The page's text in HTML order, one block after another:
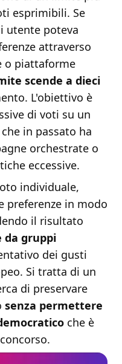
esprimibili. Se
utente poteva
attraverso
o piattaforme
scende a dieci
L'obiettivo è
di voti su un
in passato ha
orchestrate o
eccessive.
individuale,
preferenze in modo
il risultato
da gruppi
dei gusti
Si tratta di un
di preservare
senza permettere
che è